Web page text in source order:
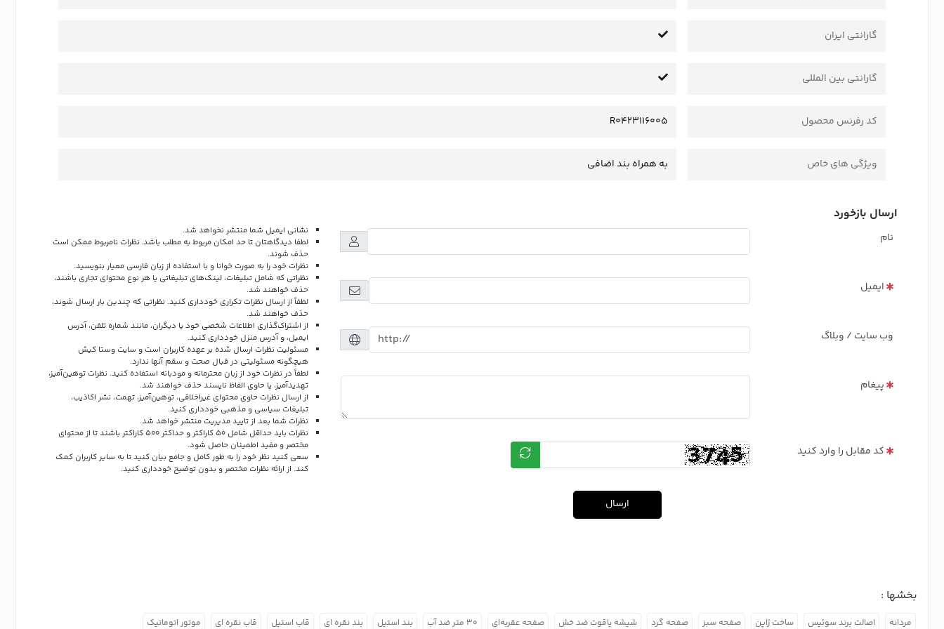
گارانتی ایران
گارانتی بین المللی
کد رفرنس محصول R0423116005
ویژگی های خاص به همراه بند اضافی
ارسال بازخورد
نام
ایمیل
وب سایت / وبلاگ
پیغام
کد مقابل را وارد کنید
ارسال
نشانی ایمیل شما منتشر نخواهد شد.
لطفا دیدگاهتان تا حد امکان مربوط به مطلب باشد. نظرات نامربوط ممکن است
حذف شوند.
نظرات خود را به صورت خوانا و با استفاده از زبان فارسی معیار بنویسید.
نظراتی که شامل تبلیغات، لینک‌های تبلیغاتی یا هر نوع محتوای تجاری باشند،
حذف خواهند شد.
لطفاً از ارسال نظرات تکراری خودداری کنید. نظراتی که چندین بار ارسال شوند،
حذف خواهند شد.
از اشتراک‌گذاری اطلاعات شخصی خود یا دیگران، مانند شماره تلفن، آدرس
ایمیل، و آدرس منزل خودداری کنید.
مسئولیت نظرات ارسال شده بر عهده کاربران است و سایت وستا کیش
هیچگونه مسئولیتی در قبال صحت و سقم آنها ندارد.
لطفاً در نظرات خود از زبان محترمانه و مودبانه استفاده کنید. نظرات توهین‌آمیز،
تهدیدآمیز، یا حاوی الفاظ ناپسند حذف خواهند شد.
از ارسال نظرات حاوی محتوای غیراخلاقی، توهین‌آمیز، تهمت، نشر اکاذیب،
تبلیغات سیاسی و مذهبی خودداری کنید.
نظرات شما بعد از تایید مدیریت منتشر خواهد شد.
نظرات باید حداقل شامل 50 کاراکتر و حداکثر 500 کاراکتر باشند تا از محتوای
مختصر و مفید اطمینان حاصل شود.
سعی کنید نظر خود را به طور کامل و جامع بیان کنید تا به سایر کاربران کمک
کند. از ارائه نظرات مختصر و بدون توضیح خودداری کنید.
بخشها :
مردانه اصالت برند سوئیس ساخت ژاپن صفحه سبز صفحه گرد شیشه یاقوت ضد خش صفحه عقربه‌ای ۳۰ متر ضد آب بند استیل بند نقره ای قاب استیل قاب نقره ای موتور اتوماتیک